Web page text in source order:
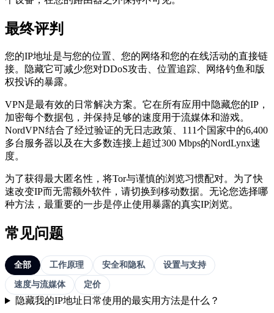
最终评判
您的IP地址是与您的位置、您的网络和您的在线活动的直接链
接。隐藏它可减少您对DDoS攻击、位置追踪、网络钓鱼和版
权投诉的暴露。
VPN是最有效的日常解决方案。它在所有应用中隐藏您的IP，
加密每个数据包，并保持足够的速度用于流媒体和游戏。
NordVPN结合了经过验证的无日志政策、111个国家中的6,400
多台服务器以及在大多数连接上超过300 Mbps的NordLynx速
度。
为了获得最大匿名性，将Tor与谨慎的浏览习惯配对。为了快
速改变IP而无需额外软件，请切换到移动数据。无论您选择哪
种方法，最重要的一步是停止使用暴露的真实IP浏览。
常见问题
全部 工作原理 安全和隐私
设置与支持
速度与流媒体
定价
隐藏我的IP地址日常使用的最实用方法是什么？